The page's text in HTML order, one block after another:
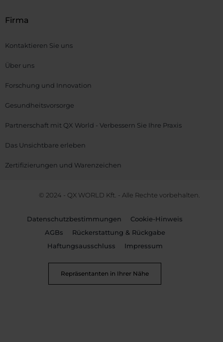
Firma
Kontaktieren Sie uns
Über uns
Forschung und Innovation
Gesundheitsvorsorge
Partnerschaft mit QX World - Verbessern Sie Ihre Praxis
Das Unsichtbare erleben
Zertifizierungen und Warenzeichen
© 2024 - QX WORLD Kft. - Alle Rechte vorbehalten.
Datenschutzbestimmungen
Cookie-Hinweis
AGBs
Rückerstattung & Rückgabe
Haftungsausschluss
Impressum
Repräsentanten in Ihrer Nähe